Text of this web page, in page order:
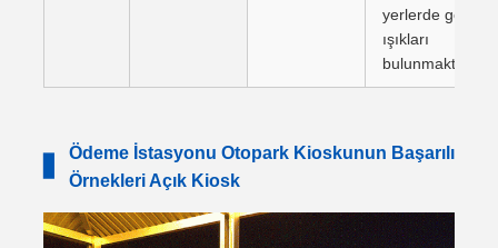
yerlerde
ışıkları
bulunmaktadır.
Ödeme İstasyonu Otopark Kioskunun Başarılı
Örnekleri Açık Kiosk